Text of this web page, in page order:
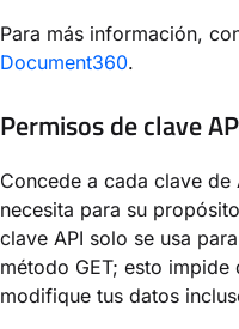
Para más información,
Document360.
Permisos de clave
Concede a cada clave
necesita para su
clave API solo se usa
método GET; esto impide
modifique tus datos